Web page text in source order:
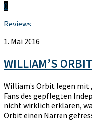
0
Reviews
1. Mai 2016
WILLIAM’S
William’s Orbit legen mit
Fans des gepflegten
nicht wirklich erklären,
Orbit einen Narren